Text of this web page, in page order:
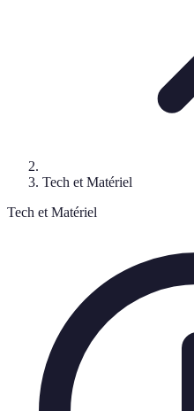
Tech et Matériel
Tech et Matériel